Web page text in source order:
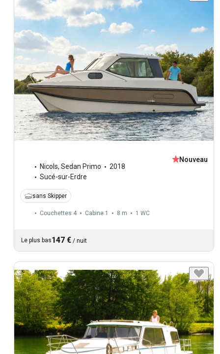
Nicols, Sedan Primo
2018
Sucé-sur-Erdre
Nouveau
sans Skipper
Couchettes 4 Cabine 1 8 m 1 WC
Le plus bas147 € / nuit